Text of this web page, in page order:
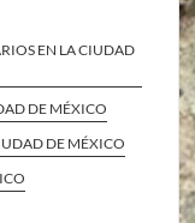
EN LA CIUDAD
DE MÉXICO
DE MÉXICO